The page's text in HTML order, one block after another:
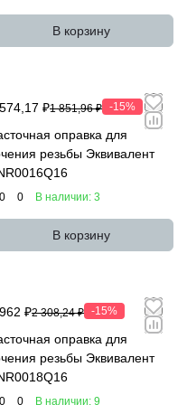
В корзину
₽1 851,96 ₽ -15%
оправка для
резьбы Эквивалент
0 0 В наличии: 3
В корзину
₽2 308,24 ₽ -15%
оправка для
резьбы Эквивалент
0 0 В наличии: 9